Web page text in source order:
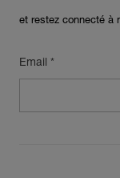
et restez connecté à
Email *